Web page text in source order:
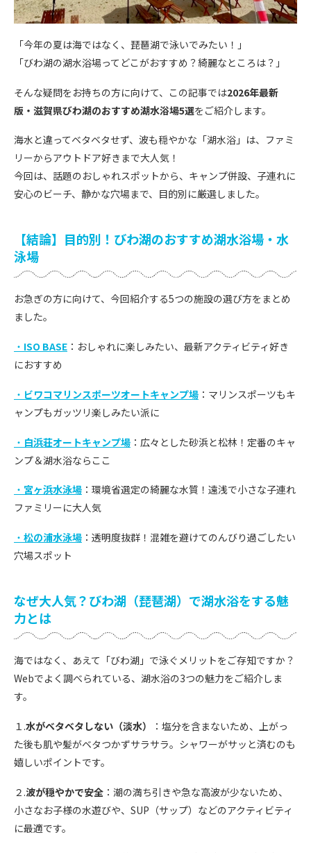
「今年の夏は海ではなく、琵琶湖で泳いでみたい！」
「びわ湖の湖水浴場ってどこがおすすめ？綺麗なところは？」
そんな疑問をお持ちの方に向けて、この記事では2026年最新
版・滋賀県びわ湖のおすすめ湖水浴場5選をご紹介します。
海水と違ってベタベタせず、波も穏やかな「湖水浴」は、ファミ
リーからアウトドア好きまで大人気！
今回は、話題のおしゃれスポットから、キャンプ併設、子連れに
安心のビーチ、静かな穴場まで、目的別に厳選しました。
【結論】目的別！びわ湖のおすすめ湖水浴場・水
泳場
お急ぎの方に向けて、今回紹介する5つの施設の選び方をまとめ
ました。
・ ISO BASE ：おしゃれに楽しみたい、最新アクティビティ好き
におすすめ
・ ビワコマリンスポーツオートキャンプ場 ：マリンスポーツもキ
ャンプもガッツリ楽しみたい派に
・ 白浜荘オートキャンプ場 ：広々とした砂浜と松林！定番のキャ
ンプ＆湖水浴ならここ
・ 宮ヶ浜水泳場 ：環境省選定の綺麗な水質！遠浅で小さな子連れ
ファミリーに大人気
・ 松の浦水泳場 ：透明度抜群！混雑を避けてのんびり過ごしたい
穴場スポット
なぜ大人気？びわ湖（琵琶湖）で湖水浴をする魅
力とは
海ではなく、あえて「びわ湖」で泳ぐメリットをご存知ですか？
Webでよく調べられている、湖水浴の3つの魅力をご紹介しま
す。
１.水がベタベタしない（淡水）
：塩分を含まないため、上がっ
た後も肌や髪がベタつかずサラサラ。シャワーがサッと済むのも
嬉しいポイントです。
２.波が穏やかで安全 ：潮の満ち引きや急な高波が少ないため、
小さなお子様の水遊びや、SUP（サップ）などのアクティビティ
に最適です。